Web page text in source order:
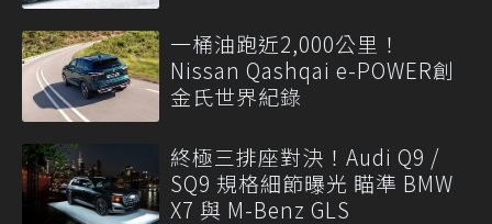
一桶油跑近2,000公里！
Nissan Qashqai e-POWER創
金氏世界紀錄
終極三排座對決！Audi Q9 /
SQ9 規格細節曝光 瞄準 BMW
X7 與 M-Benz GLS